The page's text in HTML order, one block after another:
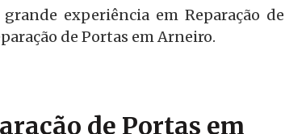
experiência em Reparação de
de Portas em Arneiro.
de Portas em